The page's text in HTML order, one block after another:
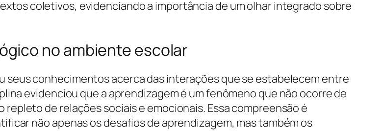
coletivos, evidenciando a importância de um olhar integrado sobre
no ambiente escolar
conhecimentos acerca das interações que se estabelecem entre
evidenciou que a aprendizagem é um fenômeno que não ocorre de
de relações sociais e emocionais. Essa compreensão é
não apenas os desafios de aprendizagem, mas também os